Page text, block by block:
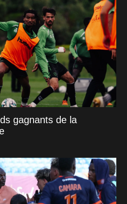
gagnants de la